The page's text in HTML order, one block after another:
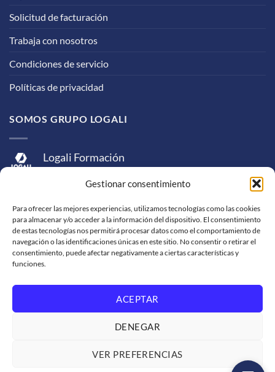
Gestionar consentimiento
Para ofrecer las mejores experiencias, utilizamos tecnologías como las cookies
para almacenar y/o acceder a la información del dispositivo. El consentimiento
de estas tecnologías nos permitirá procesar datos como el comportamiento de
navegación o las identificaciones únicas en este sitio. No consentir o retirar el
consentimiento, puede afectar negativamente a ciertas características y
funciones.
ACEPTAR
DENEGAR
VER PREFERENCIAS
Solicitud de facturación
Trabaja con nosotros
Condiciones de servicio
Políticas de privacidad
SOMOS GRUPO LOGALI
Logali Formación
Logali Consultoría
Logali Ingeniería
Express
Skrill
Western
SOPORTE DE VENTA
SOLICITUD DE FACTURACIÓN
CONDICIONES DE SERVICIO